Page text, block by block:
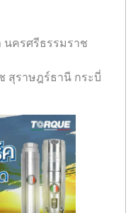
นครศรีธรรมราช
สุราษฎร์ธานี กระบี่